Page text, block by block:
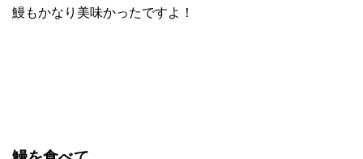
鰻もかなり美味かったですよ！